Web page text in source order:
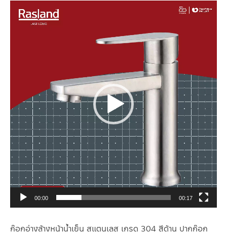
ก๊อกอ่างล้างหน้าน้ำเย็น สแตนเลส เกรด 304 สีด้าน ปากก๊อก
เล่น
00:00 00:17